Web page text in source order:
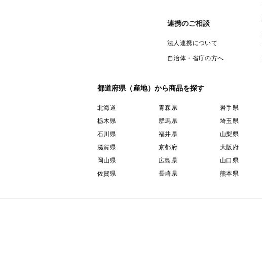
連携のご相談
法人連携について
自治体・省庁の方へ
都道府県（産地）から商品を探す
北海道 青森県 岩手県
栃木県
群馬県 埼玉県
石川県
福井県 山梨県
滋賀県
京都府 大阪府
岡山県
広島県 山口県
佐賀県
長崎県 熊本県